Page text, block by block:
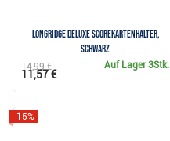
Longridge Deluxe Scorekartenhalter,
schwarz
Auf Lager3Stk.
14,99 €
11,57 €
-15%